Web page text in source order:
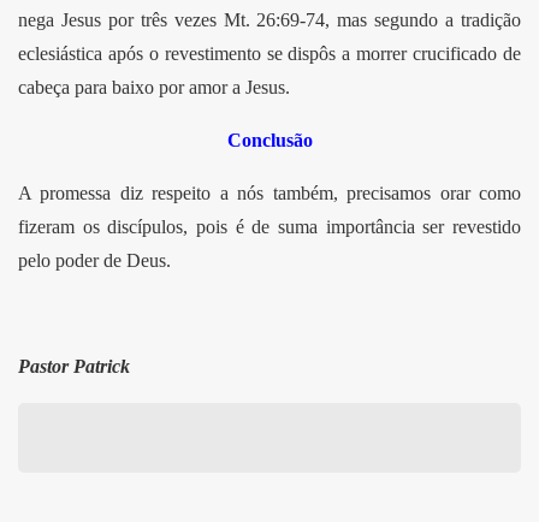
nega Jesus por três vezes Mt. 26:69-74, mas segundo a tradição
eclesiástica após o revestimento se dispôs a morrer crucificado de
cabeça para baixo por amor a Jesus.
Conclusão
A promessa diz respeito a nós também, precisamos orar como
fizeram os discípulos, pois é de suma importância ser revestido
pelo poder de Deus.
Pastor Patrick